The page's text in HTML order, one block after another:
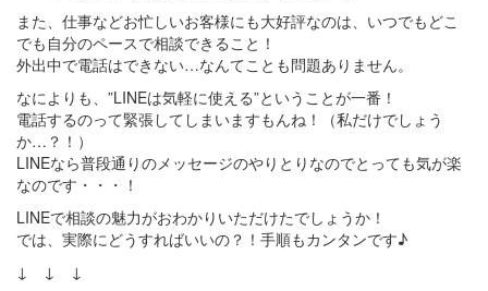
また、仕事などお忙しいお客様にも大好評なのは、いつでもどこ
でも自分のペースで相談できること！
外出中で電話はできない…なんてことも問題ありません。
なによりも、”LINEは気軽に使える”ということが一番！
電話するのって緊張してしまいますもんね！（私だけでしょう
か…？！）
LINEなら普段通りのメッセージのやりとりなのでとっても気が楽
なのです・・・！
LINEで相談の魅力がおわかりいただけたでしょうか！
では、実際にどうすればいいの？！手順もカンタンです♪
↓ ↓ ↓